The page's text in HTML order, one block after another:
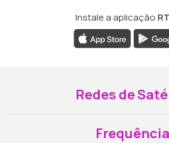
Instale a aplicação
Redes de